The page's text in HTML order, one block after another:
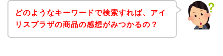
どのようなキーワードで検索すれば、アイ
リスプラザの商品の感想がみつかるの？